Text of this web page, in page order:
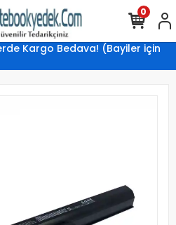
Kargo Bedava! (Bayiler için
0